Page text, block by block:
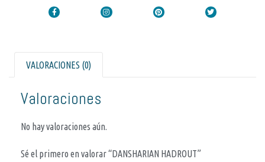
VALORACIONES (0)
Valoraciones
No hay valoraciones aún.
Sé el primero en valorar “DANSHARIAN HADROUT”